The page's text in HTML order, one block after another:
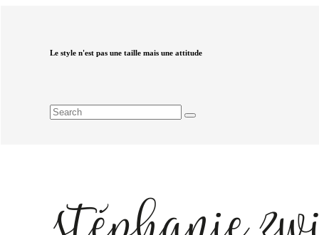
Le style n'est pas une taille mais une attitude